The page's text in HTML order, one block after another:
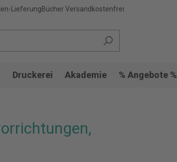
LieferungBücher Versandkostenfrei
Druckerei Akademie % Angebote %